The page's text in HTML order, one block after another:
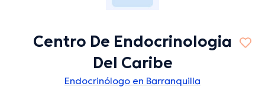
Centro De Endocrinologia
Del Caribe
Endocrinólogo en Barranquilla